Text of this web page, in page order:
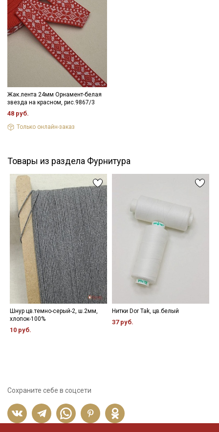
Уход:
- максимальная температура стирки до 40 С, без отжима,
- противопоказано применение отбеливателей.
Цветопередача (тон) может отличаться от оригинального
цвета ткани в зависимости от настроек вашего монитора и в
зависимости от партии.
Жак.лента 24мм Орнамент-белая
звезда на красном, рис.9867/3
48 руб.
Только онлайн-заказ
Товары из раздела Фурнитура
Шнур цв.темно-серый-2, ш.2мм,
хлопок-100%
10 руб.
Нитки Dor Tak, цв.белый
37 руб.
Сохраните себе в соцсети
ДаюСогласие на получение рекламных и
информационных рассылок